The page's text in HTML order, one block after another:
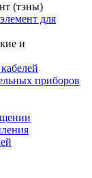
(тэны)
для
и
приборов